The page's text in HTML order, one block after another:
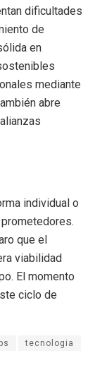
dificultades
de
en
mediante
abre
individual o
que el
viabilidad
El momento
ciclo de
tecnologia